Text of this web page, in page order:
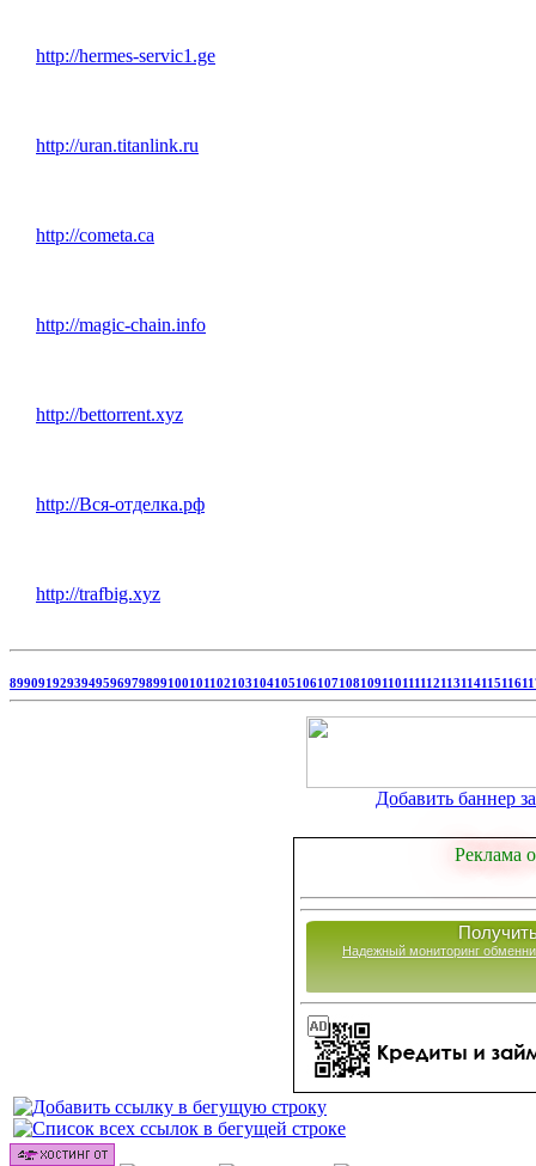
http://hermes-servic1.ge
http://uran.titanlink.ru
http://cometa.ca
http://magic-chain.info
http://bettorrent.xyz
http://Вся-отделка.рф
http://trafbig.xyz
8990919293949596979899100101102103104105106107108109110111112113114115116
Добавить баннер
Реклама
Надежный мониторинг